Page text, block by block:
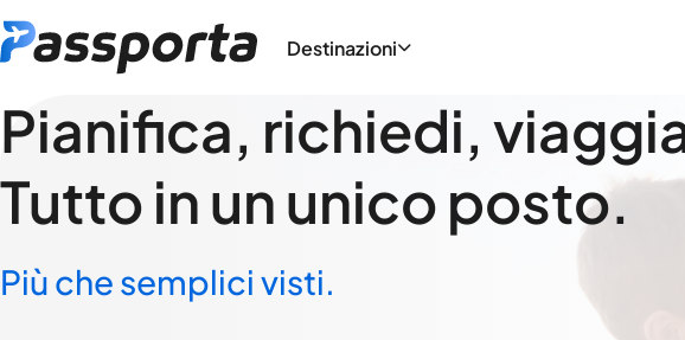
Destinazioni
Pianifica, richiedi,
Tutto in un unico posto.
Più che semplici visti.